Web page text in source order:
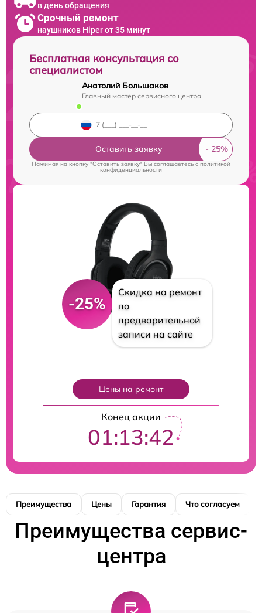
в день обращения
Срочный ремонт
наушников Hiper от 35 минут
Бесплатная консультация со
специалистом
Анатолий Большаков
Главный мастер сервисного центра
Оставить заявку
Нажимая на кнопку "Оставить заявку" Вы соглашаетесь cполитикой
конфиденциальности
-25%
Скидка на ремонт
по
предварительной
записи на сайте
Цены на ремонт
Конец акции
01:13:41
Преимущества Цены Гарантия Что согласуем
Преимущества сервис-
центра